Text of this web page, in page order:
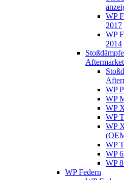
WP
2017
WP
2014
Aftermarket
WP
WP
WP
WP
WP
WP
WP
WP
WP Federn